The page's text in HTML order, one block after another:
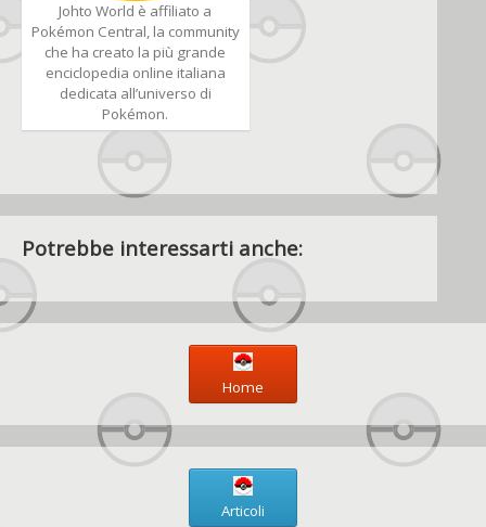
Johto World è affiliato a
Pokémon Central, la community
che ha creato la più grande
enciclopedia online italiana
dedicata all’universo di
Pokémon.
Potrebbe interessarti anche:
Home
Articoli